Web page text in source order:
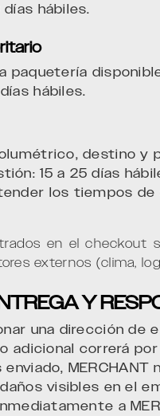
hábiles.
paquetería
hábiles.
destino y
15 a 25 días
los tiempos de
en el checkout
externos (clima,
Y
una dirección de
adicional correrá
visibles en el
a